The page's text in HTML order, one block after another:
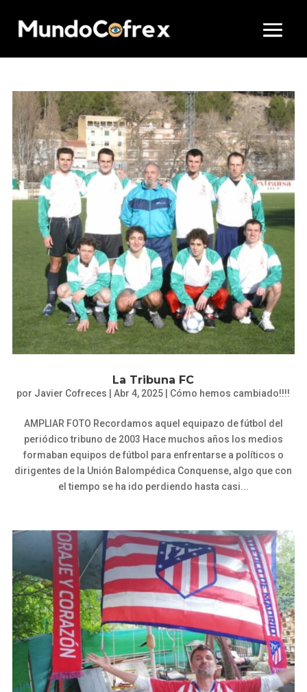
La Tribuna FC
por Javier Cofreces |Abr 4, 2025 Cómo hemos cambiado!!!!
AMPLIAR FOTO Recordamos aquel equipazo de fútbol del
periódico tribuno de 2003 Hace muchos años los medios
formaban equipos de fútbol para enfrentarse a políticos o
dirigentes de la Unión Balompédica Conquense, algo que con
el tiempo se ha ido perdiendo hasta casi...